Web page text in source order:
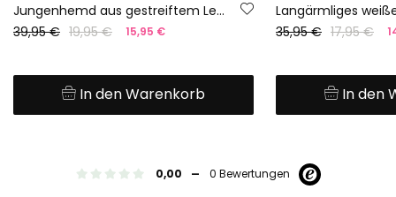
Jungenhemd aus gestreiftem Leinen
39,95 € 19,95 € 15,95 €
In den Warenkorb
35,95 € 17,95 €
In den
0,00 - 0 Bewertungen